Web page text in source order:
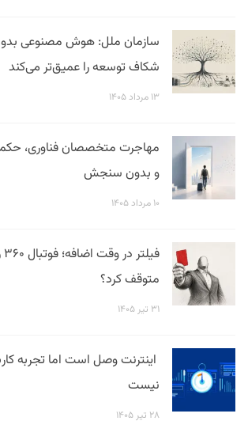
سازمان ملل: هوش مصنوعی
شکاف توسعه را عمیق‌تر می‌کند
۱۳ مرداد ۱۴۰۵
مهاجرت متخصصان فناوری،
و بدون سنجش
۱۰ مرداد ۱۴۰۵
متوقف کرد؟
۳۱ تیر ۱۴۰۵
اینترنت وصل است اما تجربه
نیست
۲۸ تیر ۱۴۰۵